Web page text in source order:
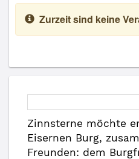
Zurzeit sind keine
Zinnsterne möchte
Eisernen Burg,
Freunden: dem